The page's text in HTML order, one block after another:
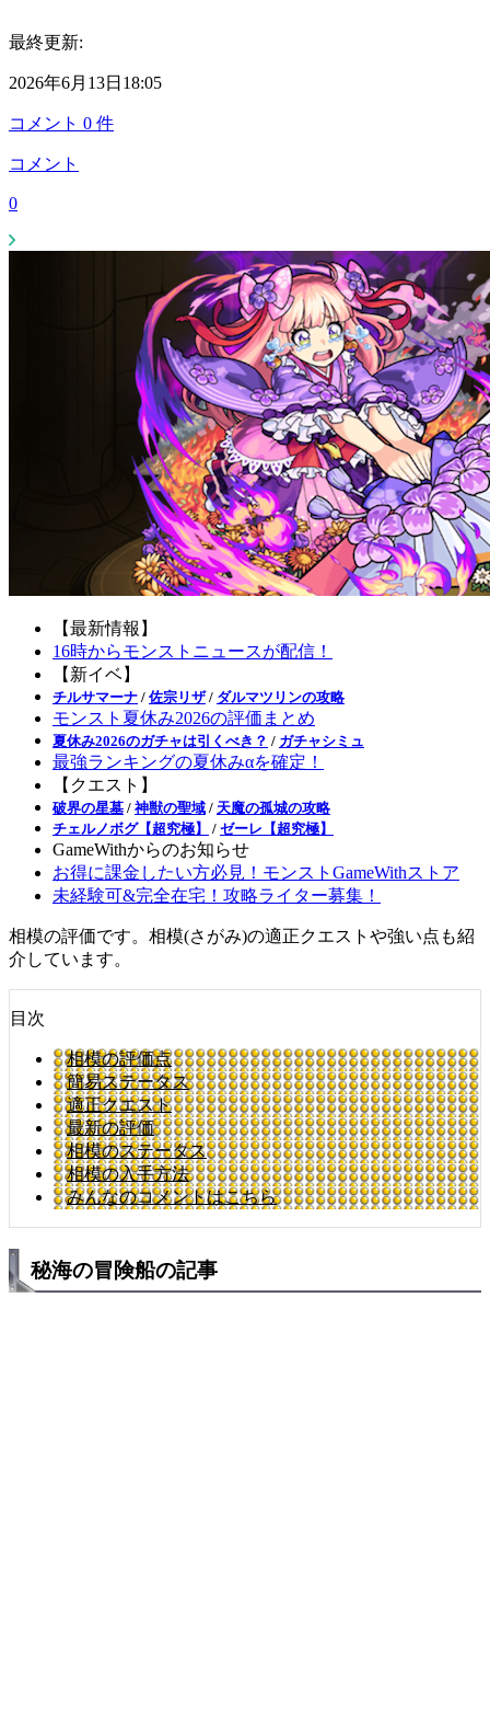
最終更新:
2026年6月13日18:05
コメント 0 件
コメント
0
【最新情報】
16時からモンストニュースが配信！
【新イベ】
チルサマーナ / 佐宗リザ/ ダルマツリンの攻略
モンスト夏休み2026の評価まとめ
夏休み2026のガチャは引くべき？ / ガチャシミュ
最強ランキングの夏休みαを確定！
【クエスト】
破界の星墓 / 神獣の聖域 / 天魔の孤城の攻略
チェルノボグ【超究極】
/ ゼーレ【超究極】
GameWithからのお知らせ
お得に課金したい方必見！モンストGameWithストア
未経験可&完全在宅！攻略ライター募集！
相模の評価です。相模(さがみ)の適正クエストや強い点も紹
介しています。
目次
相模の評価点
簡易ステータス
適正クエスト
最新の評価
相模のステータス
相模の入手方法
みんなのコメントはこちら
秘海の冒険船の記事